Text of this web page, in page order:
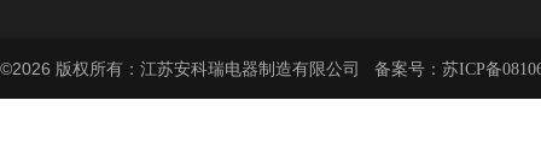
©2026 版权所有：江苏安科瑞电器制造有限公司 备案号： 苏ICP备